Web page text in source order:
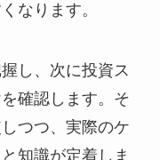
なります。
し、次に投資ス
確認します。そ
つつ、実際のケ
知識が定着しま